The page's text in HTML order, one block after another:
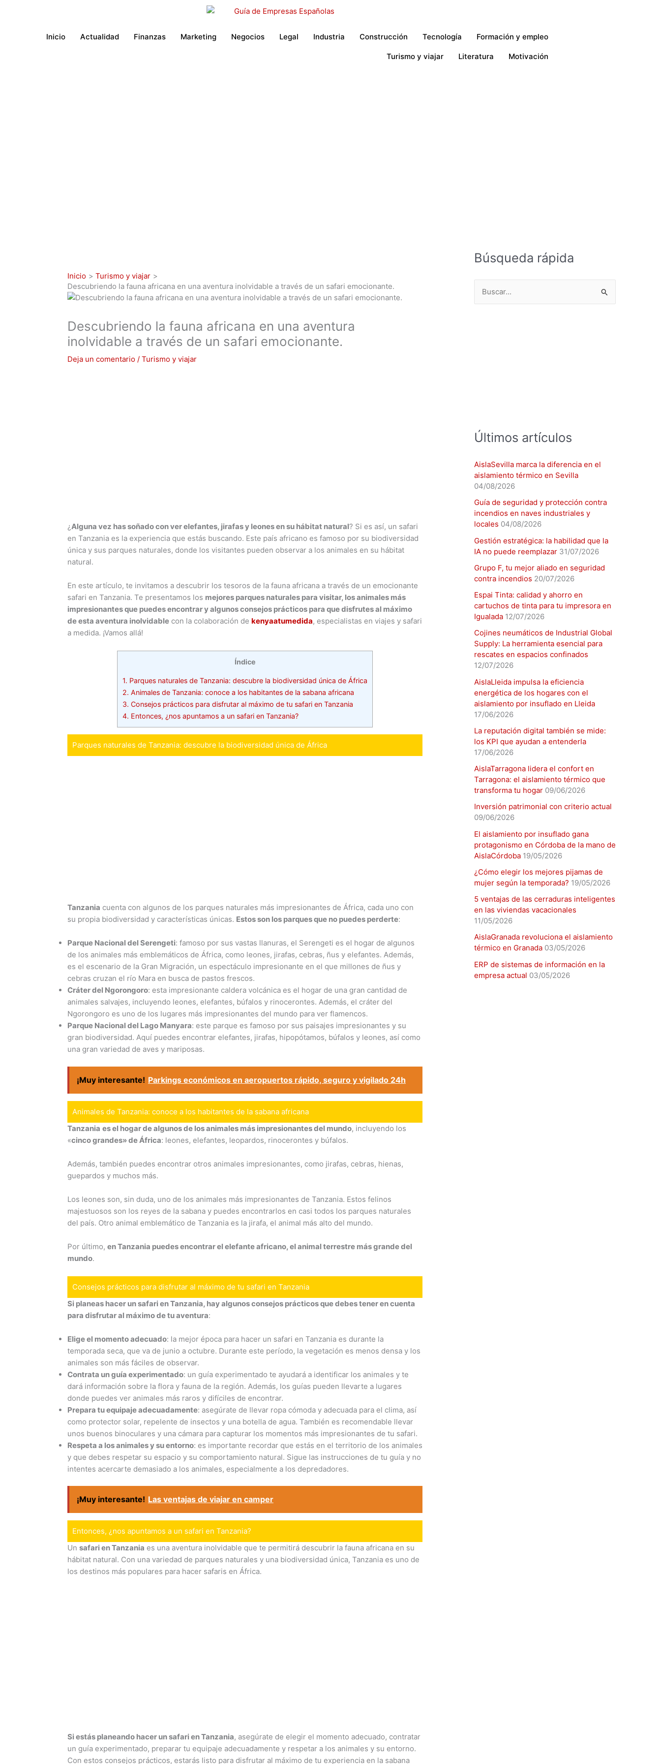
Inicio
Actualidad Finanzas Marketing Negocios Legal Industria Construcción Tecnología Formación y empleo
Turismo y viajar Literatura Motivación
Inicio
Turismo y viajar
Descubriendo la fauna africana en una aventura inolvidable a través de un safari emocionante.
Descubriendo la fauna africana en una aventura
inolvidable a través de un safari emocionante.
Deja un comentario / Turismo y viajar
¿Alguna vez has soñado con ver elefantes, jirafas y leones en su hábitat natural? Si es así, un safari
en Tanzania es la experiencia que estás buscando. Este país africano es famoso por su biodiversidad
única y sus parques naturales, donde los visitantes pueden observar a los animales en su hábitat
natural.
En este artículo, te invitamos a descubrir los tesoros de la fauna africana a través de un emocionante
safari en Tanzania. Te presentamos los mejores parques naturales para visitar, los animales más
impresionantes que puedes encontrar y algunos consejos prácticos para que disfrutes al máximo
de esta aventura inolvidable con la colaboración de kenyaatumedida, especialistas en viajes y safari
a medida. ¡Vamos allá!
Índice
1. Parques naturales de Tanzania: descubre la biodiversidad única de África
2. Animales de Tanzania: conoce a los habitantes de la sabana africana
3. Consejos prácticos para disfrutar al máximo de tu safari en Tanzania
4. Entonces, ¿nos apuntamos a un safari en Tanzania?
Parques naturales de Tanzania: descubre la biodiversidad única de África
Tanzania cuenta con algunos de los parques naturales más impresionantes de África, cada uno con
su propia biodiversidad y características únicas. Estos son los parques que no puedes perderte:
Parque Nacional del Serengeti: famoso por sus vastas llanuras, el Serengeti es el hogar de algunos
de los animales más emblemáticos de África, como leones, jirafas, cebras, ñus y elefantes. Además,
es el escenario de la Gran Migración, un espectáculo impresionante en el que millones de ñus y
cebras cruzan el río Mara en busca de pastos frescos.
Cráter del Ngorongoro: esta impresionante caldera volcánica es el hogar de una gran cantidad de
animales salvajes, incluyendo leones, elefantes, búfalos y rinocerontes. Además, el cráter del
Ngorongoro es uno de los lugares más impresionantes del mundo para ver flamencos.
Parque Nacional del Lago Manyara: este parque es famoso por sus paisajes impresionantes y su
gran biodiversidad. Aquí puedes encontrar elefantes, jirafas, hipopótamos, búfalos y leones, así como
una gran variedad de aves y mariposas.
¡Muy interesante! Parkings económicos en aeropuertos rápido, seguro y vigilado 24h
Animales de Tanzania: conoce a los habitantes de la sabana africana
Tanzania es el hogar de algunos de los animales más impresionantes del mundo, incluyendo los
«cinco grandes» de África: leones, elefantes, leopardos, rinocerontes y búfalos.
Además, también puedes encontrar otros animales impresionantes, como jirafas, cebras, hienas,
guepardos y muchos más.
Los leones son, sin duda, uno de los animales más impresionantes de Tanzania. Estos felinos
majestuosos son los reyes de la sabana y puedes encontrarlos en casi todos los parques naturales
del país. Otro animal emblemático de Tanzania es la jirafa, el animal más alto del mundo.
Por último, en Tanzania puedes encontrar el elefante africano, el animal terrestre más grande del
mundo.
Consejos prácticos para disfrutar al máximo de tu safari en Tanzania
Si planeas hacer un safari en Tanzania, hay algunos consejos prácticos que debes tener en cuenta
para disfrutar al máximo de tu aventura:
Elige el momento adecuado: la mejor época para hacer un safari en Tanzania es durante la
temporada seca, que va de junio a octubre. Durante este período, la vegetación es menos densa y los
animales son más fáciles de observar.
Contrata un guía experimentado: un guía experimentado te ayudará a identificar los animales y te
dará información sobre la flora y fauna de la región. Además, los guías pueden llevarte a lugares
donde puedes ver animales más raros y difíciles de encontrar.
Prepara tu equipaje adecuadamente: asegúrate de llevar ropa cómoda y adecuada para el clima, así
como protector solar, repelente de insectos y una botella de agua. También es recomendable llevar
unos buenos binoculares y una cámara para capturar los momentos más impresionantes de tu safari.
Respeta a los animales y su entorno: es importante recordar que estás en el territorio de los animales
y que debes respetar su espacio y su comportamiento natural. Sigue las instrucciones de tu guía y no
intentes acercarte demasiado a los animales, especialmente a los depredadores.
¡Muy interesante! Las ventajas de viajar en camper
Entonces, ¿nos apuntamos a un safari en Tanzania?
Un safari en Tanzania es una aventura inolvidable que te permitirá descubrir la fauna africana en su
hábitat natural. Con una variedad de parques naturales y una biodiversidad única, Tanzania es uno de
los destinos más populares para hacer safaris en África.
Si estás planeando hacer un safari en Tanzania, asegúrate de elegir el momento adecuado, contratar
un guía experimentado, preparar tu equipaje adecuadamente y respetar a los animales y su entorno.
Con estos consejos prácticos, estarás listo para disfrutar al máximo de tu experiencia en la sabana
Búsqueda rápida
Últimos artículos
AislaSevilla marca la diferencia en el
aislamiento térmico en Sevilla
04/08/2026
Guía de seguridad y protección contra
incendios en naves industriales y
locales 04/08/2026
Gestión estratégica: la habilidad que la
IA no puede reemplazar 31/07/2026
Grupo F, tu mejor aliado en seguridad
contra incendios 20/07/2026
Espai Tinta: calidad y ahorro en
cartuchos de tinta para tu impresora en
Igualada 12/07/2026
Cojines neumáticos de Industrial Global
Supply: La herramienta esencial para
rescates en espacios confinados
12/07/2026
AislaLleida impulsa la eficiencia
energética de los hogares con el
aislamiento por insuflado en Lleida
17/06/2026
La reputación digital también se mide:
los KPI que ayudan a entenderla
17/06/2026
AislaTarragona lidera el confort en
Tarragona: el aislamiento térmico que
transforma tu hogar 09/06/2026
Inversión patrimonial con criterio actual
09/06/2026
El aislamiento por insuflado gana
protagonismo en Córdoba de la mano de
AislaCórdoba 19/05/2026
¿Cómo elegir los mejores pijamas de
mujer según la temporada? 19/05/2026
5 ventajas de las cerraduras inteligentes
en las viviendas vacacionales
11/05/2026
AislaGranada revoluciona el aislamiento
térmico en Granada 03/05/2026
ERP de sistemas de información en la
empresa actual 03/05/2026